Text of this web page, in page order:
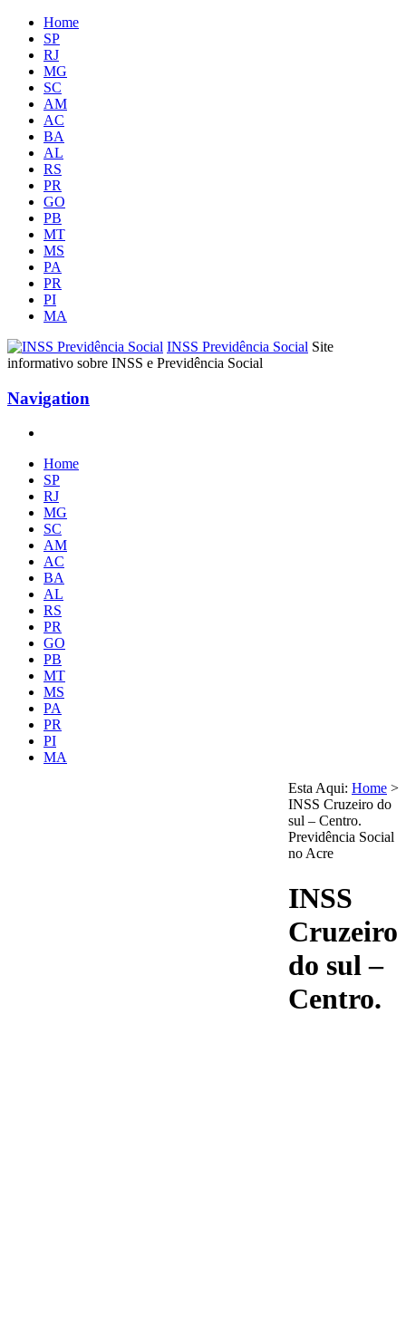
Home
SP
RJ
MG
SC
AM
AC
BA
AL
RS
PR
GO
PB
MT
MS
PA
PR
PI
MA
INSS Previdência Social Site
informativo sobre INSS e Previdência Social
Navigation
Home
SP
RJ
MG
SC
AM
AC
BA
AL
RS
PR
GO
PB
MT
MS
PA
PR
PI
MA
Esta Aqui: Home >
INSS Cruzeiro do
sul – Centro.
Previdência Social
no Acre
INSS
Cruzeiro
do sul –
Centro.